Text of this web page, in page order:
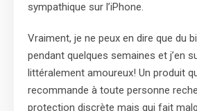
sympathique sur l’iPhone.
Vraiment, je ne peux en dire que du
pendant quelques semaines et j’en
littéralement amoureux! Un produit
recommande à toute personne
protection discrète mais qui fait